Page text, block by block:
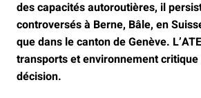
des capacités autoroutières, il
controversés à Berne, Bâle, en
que dans le canton de Genève.
transports et environnement
décision.